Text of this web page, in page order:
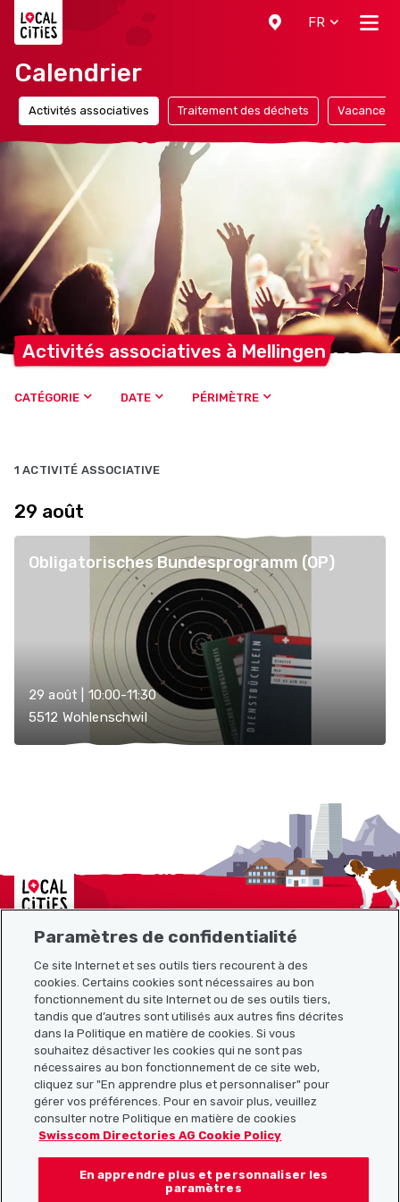
FR
Calendrier
Activités associatives Traitement des déchets Vacances
Activités associatives à Mellingen
CATÉGORIE DATE PÉRIMÈTRE
1 ACTIVITÉ ASSOCIATIVE
29 août
Obligatorisches Bundesprogramm (OP)
29 août | 10:00-11:30
5512 Wohlenschwil
Localcities
Plan du site
Liens utiles
Télécharger l’application Localcities
Suis-nous sur les réseaux sociaux :
Paramètres de confidentialité
Ce site Internet et ses outils tiers recourent à des
cookies. Certains cookies sont nécessaires au bon
fonctionnement du site Internet ou de ses outils tiers,
tandis que d’autres sont utilisés aux autres fins décrites
dans la Politique en matière de cookies. Si vous
souhaitez désactiver les cookies qui ne sont pas
nécessaires au bon fonctionnement de ce site web,
cliquez sur "En apprendre plus et personnaliser" pour
gérer vos préférences. Pour en savoir plus, veuillez
consulter notre Politique en matière de cookies
Swisscom Directories AG Cookie Policy
En apprendre plus et personnaliser les
paramètres